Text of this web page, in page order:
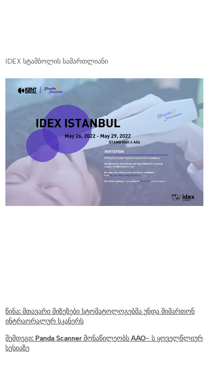
IDEX სტამბოლის სამართლიანი
წინა: მთავარი მიზეზები სტომატოლოგებმა უნდა მიმართონ
ინტრაორალურ სკანერს
შემდეგი: Panda Scanner მონაწილეობს AAO- ს ყოველწლიურ
სესიაზე